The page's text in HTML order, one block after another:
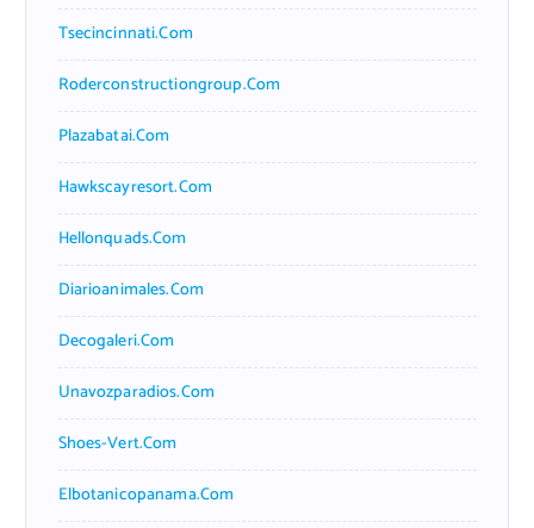
Tsecincinnati.com
Roderconstructiongroup.com
Plazabatai.com
Hawkscayresort.com
Hellonquads.com
Diarioanimales.com
Decogaleri.com
Unavozparadios.com
Shoes-Vert.com
Elbotanicopanama.com